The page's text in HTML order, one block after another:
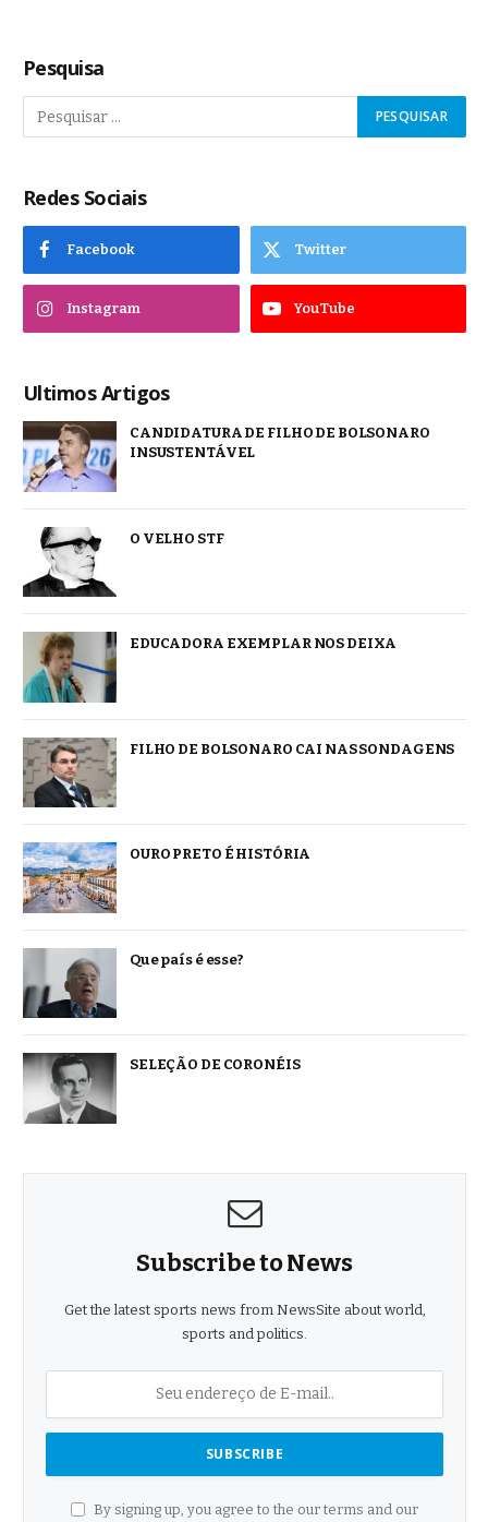
Pesquisa
Redes Sociais
Facebook Twitter
Instagram YouTube
Ultimos Artigos
CANDIDATURA DE FILHO DE BOLSONARO
INSUSTENTÁVEL
O VELHO STF
EDUCADORA EXEMPLAR NOS DEIXA
FILHO DE BOLSONARO CAI NAS SONDAGENS
OURO PRETO É HISTÓRIA
Que país é esse?
SELEÇÃO DE CORONÉIS
Subscribe to News
Get the latest sports news from NewsSite about world,
sports and politics.
By signing up, you agree to the our terms and our